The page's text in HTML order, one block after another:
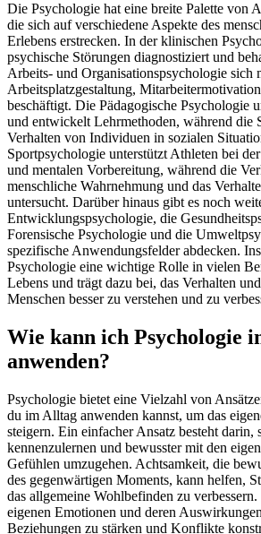
Die Psychologie hat eine breite Palette von
die sich auf verschiedene Aspekte des
Erlebens erstrecken. In der klinischen
psychische Störungen diagnostiziert und
Arbeits- und Organisationspsychologie sich
Arbeitsplatzgestaltung,
beschäftigt. Die Pädagogische Psychologie
und entwickelt Lehrmethoden, während die
Verhalten von Individuen in sozialen
Sportpsychologie unterstützt Athleten bei
und mentalen Vorbereitung, während die
menschliche Wahrnehmung und das
untersucht. Darüber hinaus gibt es noch
Entwicklungspsychologie, die
Forensische Psychologie und die
spezifische Anwendungsfelder abdecken.
Psychologie eine wichtige Rolle in vielen
Lebens und trägt dazu bei, das Verhalten
Menschen besser zu verstehen und zu
Wie kann ich Psychologie
anwenden?
Psychologie bietet eine Vielzahl von
du im Alltag anwenden kannst, um das
steigern. Ein einfacher Ansatz besteht darin,
kennenzulernen und bewusster mit den
Gefühlen umzugehen. Achtsamkeit, die
des gegenwärtigen Moments, kann helfen,
das allgemeine Wohlbefinden zu
eigenen Emotionen und deren
Beziehungen zu stärken und Konflikte